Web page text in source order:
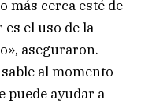
más cerca esté de
el uso de la
aseguraron.
al momento
puede ayudar a